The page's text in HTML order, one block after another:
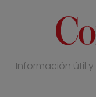
Información útil